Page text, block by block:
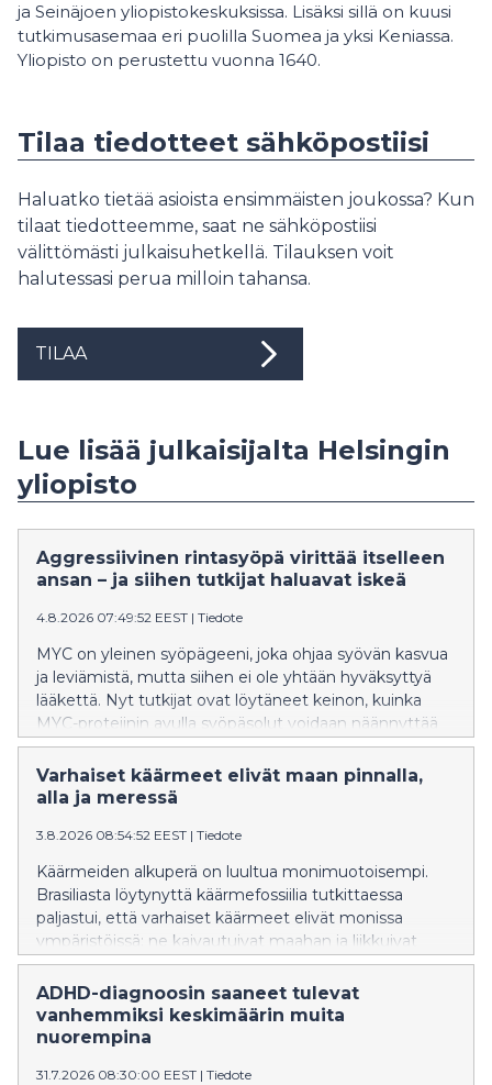
ja Seinäjoen yliopistokeskuksissa. Lisäksi sillä on kuusi
tutkimusasemaa eri puolilla Suomea ja yksi Keniassa.
Yliopisto on perustettu vuonna 1640.
Tilaa tiedotteet sähköpostiisi
Haluatko tietää asioista ensimmäisten joukossa? Kun
tilaat tiedotteemme, saat ne sähköpostiisi
välittömästi julkaisuhetkellä. Tilauksen voit
halutessasi perua milloin tahansa.
TILAA
Lue lisää julkaisijalta Helsingin
yliopisto
Aggressiivinen rintasyöpä virittää itselleen
ansan – ja siihen tutkijat haluavat iskeä
4.8.2026 07:49:52 EEST | Tiedote
MYC on yleinen syöpägeeni, joka ohjaa syövän kasvua
ja leviämistä, mutta siihen ei ole yhtään hyväksyttyä
lääkettä. Nyt tutkijat ovat löytäneet keinon, kuinka
MYC-proteiinin avulla syöpäsolut voidaan näännyttää
nälkään.
Varhaiset käärmeet elivät maan pinnalla,
alla ja meressä
3.8.2026 08:54:52 EEST | Tiedote
Käärmeiden alkuperä on luultua monimuotoisempi.
Brasiliasta löytynyttä käärmefossiilia tutkittaessa
paljastui, että varhaiset käärmeet elivät monissa
ympäristöissä: ne kaivautuivat maahan ja liikkuivat
vedessä.
ADHD-diagnoosin saaneet tulevat
vanhemmiksi keskimäärin muita
nuorempina
31.7.2026 08:30:00 EEST | Tiedote